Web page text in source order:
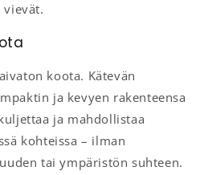
koota. Kätevän
ja kevyen rakenteensa
ja mahdollistaa
kohteissa – ilman
tai ympäristön suhteen.